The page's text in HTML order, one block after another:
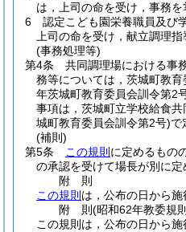
は，上司の命を受け，事務を
6
認定こども園栄養職員及び
上司の命を受け，献立調理指
(事務処理等)
第4条
共同調理場における事
務等については，茨城町教
年茨城町教育委員会訓令第2
事項は，茨城町立学校給食
城町教育委員会訓令第2号)で
(補則)
第5条
この規則 に定めるもの
の承認を受けて場長が別に定
附 則
この規則 は，公布の日から施
附 則(昭和62年教委規
この規則は，公布の日から施